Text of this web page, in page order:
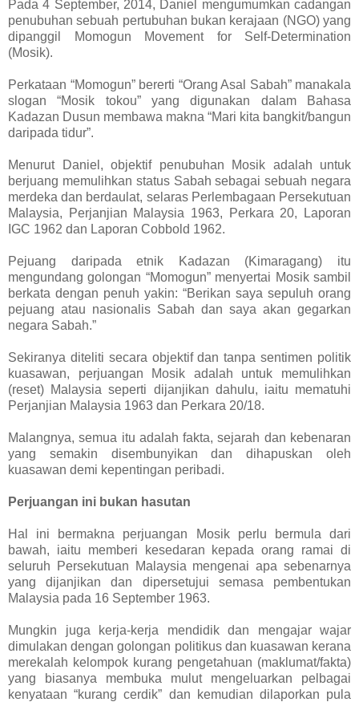
Pada 4 September, 2014, Daniel mengumumkan cadangan
penubuhan sebuah pertubuhan bukan kerajaan (NGO) yang
dipanggil Momogun Movement for Self-Determination
(Mosik).
Perkataan “Momogun” bererti “Orang Asal Sabah” manakala
slogan “Mosik tokou” yang digunakan dalam Bahasa
Kadazan Dusun membawa makna “Mari kita bangkit/bangun
daripada tidur”.
Menurut Daniel, objektif penubuhan Mosik adalah untuk
berjuang memulihkan status Sabah sebagai sebuah negara
merdeka dan berdaulat, selaras Perlembagaan Persekutuan
Malaysia, Perjanjian Malaysia 1963, Perkara 20, Laporan
IGC 1962 dan Laporan Cobbold 1962.
Pejuang daripada etnik Kadazan (Kimaragang) itu
mengundang golongan “Momogun” menyertai Mosik sambil
berkata dengan penuh yakin: “Berikan saya sepuluh orang
pejuang atau nasionalis Sabah dan saya akan gegarkan
negara Sabah.”
Sekiranya diteliti secara objektif dan tanpa sentimen politik
kuasawan, perjuangan Mosik adalah untuk memulihkan
(reset) Malaysia seperti dijanjikan dahulu, iaitu mematuhi
Perjanjian Malaysia 1963 dan Perkara 20/18.
Malangnya, semua itu adalah fakta, sejarah dan kebenaran
yang semakin disembunyikan dan dihapuskan oleh
kuasawan demi kepentingan peribadi.
Perjuangan ini bukan hasutan
Hal ini bermakna perjuangan Mosik perlu bermula dari
bawah, iaitu memberi kesedaran kepada orang ramai di
seluruh Persekutuan Malaysia mengenai apa sebenarnya
yang dijanjikan dan dipersetujui semasa pembentukan
Malaysia pada 16 September 1963.
Mungkin juga kerja-kerja mendidik dan mengajar wajar
dimulakan dengan golongan politikus dan kuasawan kerana
merekalah kelompok kurang pengetahuan (maklumat/fakta)
yang biasanya membuka mulut mengeluarkan pelbagai
kenyataan “kurang cerdik” dan kemudian dilaporkan pula